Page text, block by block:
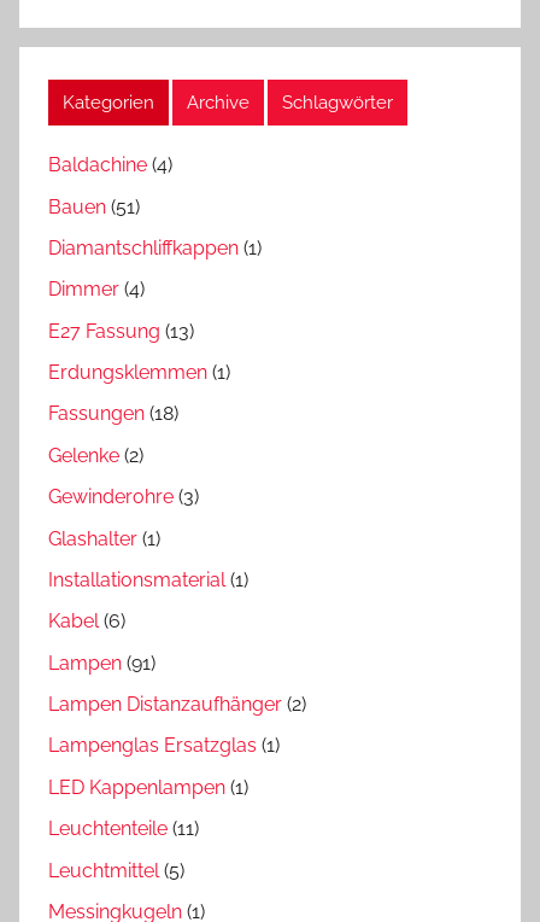
Kategorien Archive Schlagwörter
Baldachine (4)
Bauen (51)
Diamantschliffkappen (1)
Dimmer (4)
E27 Fassung (13)
Erdungsklemmen (1)
Fassungen (18)
Gelenke (2)
Gewinderohre (3)
Glashalter (1)
Installationsmaterial(1)
Kabel(6)
Lampen (91)
Lampen Distanzaufhänger (2)
Lampenglas Ersatzglas (1)
LED Kappenlampen (1)
Leuchtenteile (11)
Leuchtmittel (5)
Messingkugeln (1)